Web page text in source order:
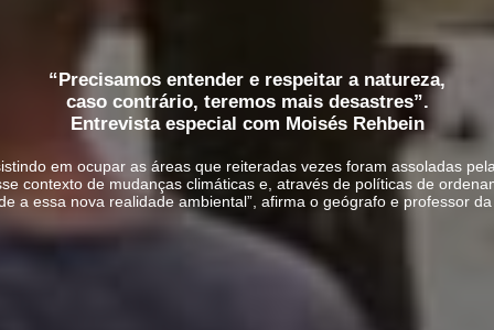
“Precisamos entender e respeitar a natureza,
caso contrário, teremos mais desastres”.
Entrevista especial com Moisés Rehbein
em ocupar as áreas que reiteradas vezes foram assoladas
contexto de mudanças climáticas e, através de políticas de
a essa nova realidade ambiental”, afirma o geógrafo e professor